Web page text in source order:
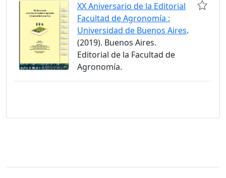
XX Aniversario de la Editorial
Facultad de Agronomía :
Universidad de Buenos Aires.
(2019). Buenos Aires.
Editorial de la Facultad de
Agronomía.